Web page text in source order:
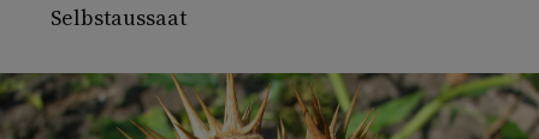
Selbstaussaat